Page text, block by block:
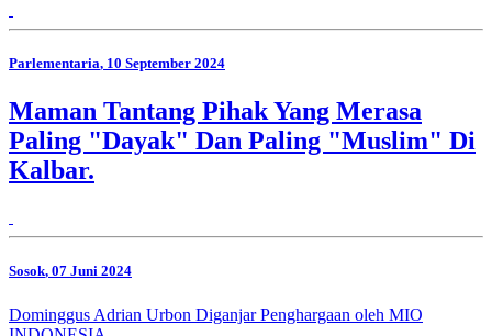
Parlementaria, 10 September 2024
Maman Tantang Pihak Yang Merasa
Paling "Dayak" Dan Paling "Muslim" Di
Kalbar.
Sosok, 07 Juni 2024
Dominggus Adrian Urbon Diganjar Penghargaan oleh MIO